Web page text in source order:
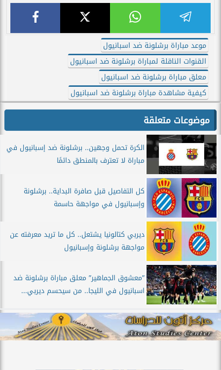
موعد مباراة برشلونة ضد اسبانيول
القنوات الناقلة لمباراة برشلونة ضد اسبانيول
معلق مباراة برشلونة ضد اسبانيول
كيفية مشاهدة مباراة برشلونة ضد اسبانيول
موضوعات متعلقة
الكرة تحمل وجهين.. برشلونة ضد إسبانيول في
مباراة لا تعترف بالمنطق دائمًا
كل التفاصيل قبل صافرة البداية.. برشلونة
وإسبانيول في مواجهة حاسمة
ديربي كتالونيا يشتعل.. كل ما تريد معرفته عن
مواجهة برشلونة وإسبانيول
”معشوق الجماهير” معلق مباراة برشلونة ضد
اسبانيول في الليجا.. من سيحسم ديربي...